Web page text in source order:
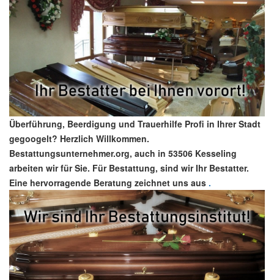
Überführung, Beerdigung und Trauerhilfe Profi in Ihrer Stadt
gegoogelt? Herzlich Willkommen.
Bestattungsunternehmer.org, auch in 53506 Kesseling
arbeiten wir für Sie. Für Bestattung, sind wir Ihr Bestatter.
Eine hervorragende Beratung zeichnet uns aus .